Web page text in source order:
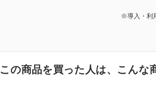
※導入・利
この商品を買った人は、こんな